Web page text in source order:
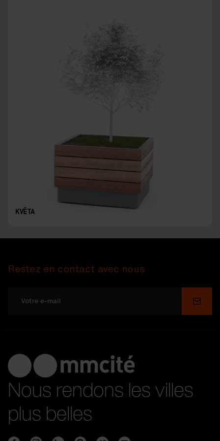
KVĚTA
Restez en contact avec nous
Nous rendons les villes
plus belles